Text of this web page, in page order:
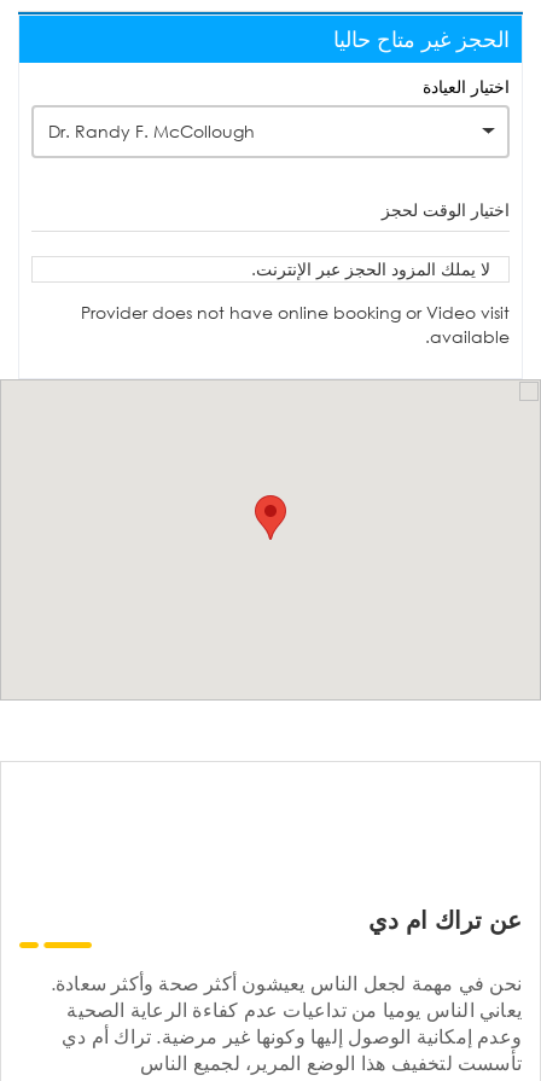
الحجز غير متاح حاليا
اختيار العيادة
Dr. Randy F. McCollough
اختيار الوقت لحجز
لا يملك المزود الحجز عبر الإنترنت.
Provider does not have online booking or Video visit
available.
عن تراك ام دي
نحن في مهمة لجعل الناس يعيشون أكثر صحة وأكثر سعادة.
يعاني الناس يوميا من تداعيات عدم كفاءة الرعاية الصحية
وعدم إمكانية الوصول إليها وكونها غير مرضية. تراك أم دي
تأسست لتخفيف هذا الوضع المرير، لجميع الناس